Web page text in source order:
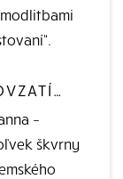
–
škvrny